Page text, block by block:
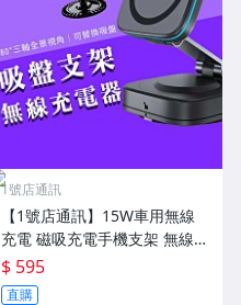
1號店通訊
【1號店通訊】15W車用無線
充電 磁吸充電手機支架 無線車
充 真空 適用 iPhone 17/16/15
【G03193】
$ 595
直購